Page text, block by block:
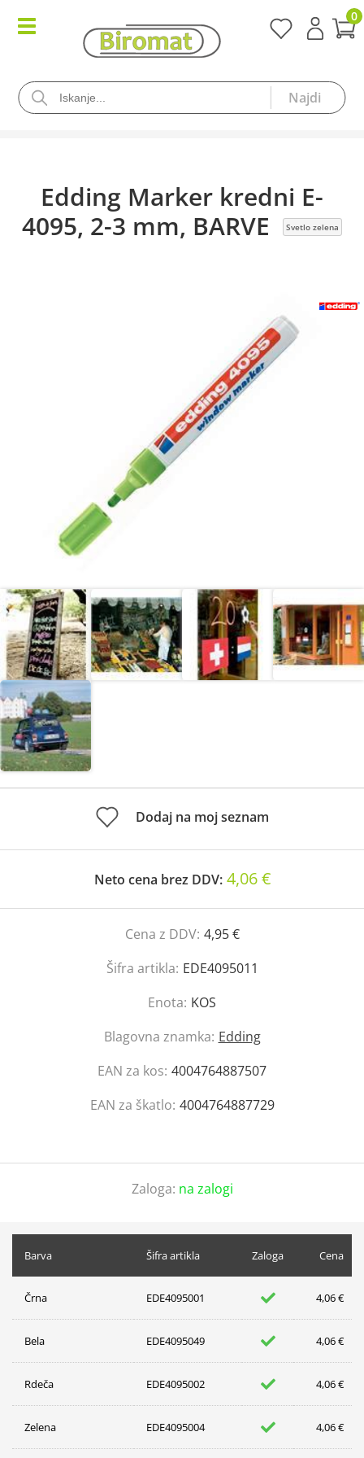
0
Edding Marker kredni E-
4095, 2-3 mm, BARVE
Svetlo zelena
Dodaj na moj seznam
Neto cena brez DDV: 4,06 €
Cena z DDV: 4,95 €
Šifra artikla: EDE4095011
Enota: KOS
Blagovna znamka: Edding
EAN za kos: 4004764887507
EAN za škatlo: 4004764887729
Zaloga: na zalogi
Barva Šifra artikla Zaloga Cena
Črna EDE4095001 4,06 €
Bela EDE4095049 4,06 €
Rdeča EDE4095002 4,06 €
Zelena EDE4095004 4,06 €